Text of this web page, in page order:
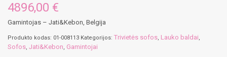
4896,00 €
Gamintojas – Jati&Kebon, Belgija
Produkto kodas: 01-008113 Kategorijos: Trivietės sofos Lauko baldai
Sofos Jati&Kebon Gamintojai